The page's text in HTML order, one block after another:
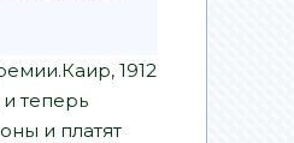
1912
теперь
и платят